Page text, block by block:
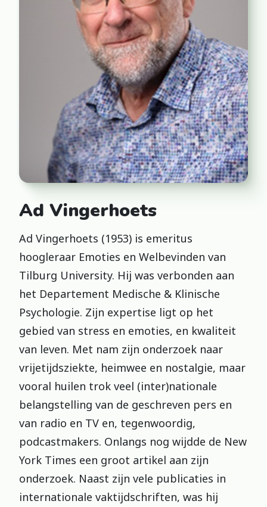
Ad Vingerhoets
Ad Vingerhoets (1953) is emeritus
hoogleraar Emoties en Welbevinden van
Tilburg University. Hij was verbonden aan
het Departement Medische & Klinische
Psychologie. Zijn expertise ligt op het
gebied van stress en emoties, en kwaliteit
van leven. Met nam zijn onderzoek naar
vrijetijdsziekte, heimwee en nostalgie, maar
vooral huilen trok veel (inter)nationale
belangstelling van de geschreven pers en
van radio en TV en, tegenwoordig,
podcastmakers. Onlangs nog wijdde de New
York Times een groot artikel aan zijn
onderzoek. Naast zijn vele publicaties in
internationale vaktijdschriften, was hij